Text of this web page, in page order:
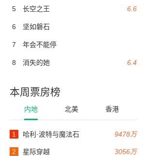
6.6
5 长空之王
6 坚如磐石
7 年会不能停
6.4
8 消失的她
本周票房榜
内地 北美 香港
9478万
1 哈利·波特与魔法石
3056万
2 星际穿越